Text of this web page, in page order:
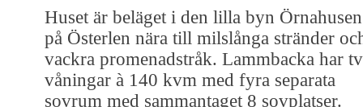
Huset är beläget i den lilla byn Örnahusen
på Österlen nära till milslånga stränder
vackra promenadstråk. Lammbacka har
våningar à 140 kvm med fyra separata
sovrum med sammantaget 8 sovplatser.